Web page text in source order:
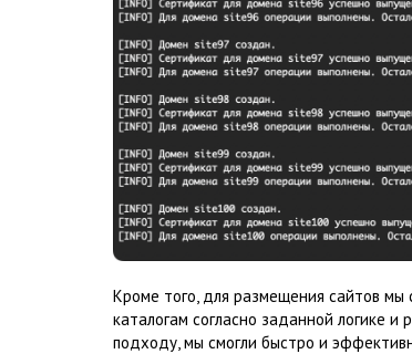
Кроме того, для размещения сайтов
каталогам согласно заданной логике
подходу, мы смогли быстро и